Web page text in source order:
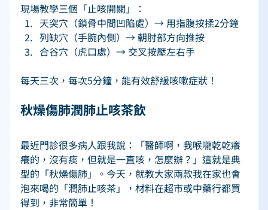
現場教學三個「止咳開關」：
天突穴（鎖骨中間凹陷處）→ 用指腹按揉2分鐘
列缺穴（手腕內側）→ 朝肘部方向推按
合谷穴（虎口處）→ 交叉按壓左右手
每天三次，每次5分鐘，能有效舒緩咳嗽症狀！
秋燥傷肺潤肺止咳茶飲
最近門診很多病人跟我說：「醫師啊，我喉嚨乾乾癢
癢的，沒有痰，但就是一直咳，怎麼辦？」這就是典
型的「秋燥傷肺」。今天，就教大家兩款我在家也會
泡來喝的「潤肺止咳茶」，材料在超市或中藥行都買
得到，非常簡單！